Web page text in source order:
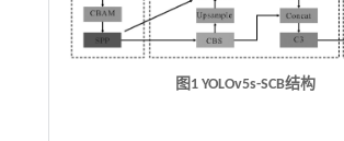
图1 YOLOv5s-SCB结构